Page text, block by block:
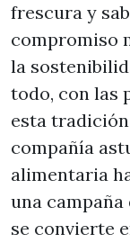
frescura y
compromiso
la
todo, con las
esta
compañía
alimentaria
una
se convierte